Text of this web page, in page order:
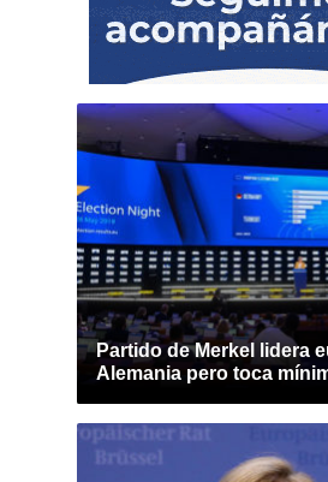
Partido de Merkel lidera
Alemania pero toca